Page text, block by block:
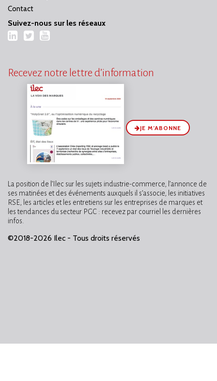
Contact
Suivez-nous sur les réseaux
LinkedIn
TwitterYouTube
Recevez notre lettre d’information
JE M’ABONNE
La position de l’Ilec sur les sujets industrie-commerce, l’annonce de
ses matinées et des événements auxquels il s’associe, les initiatives
RSE, les articles et les entretiens sur les entreprises de marques et
les tendances du secteur PGC : recevez par courriel les dernières
infos.
©2018-2026 Ilec - Tous droits réservés